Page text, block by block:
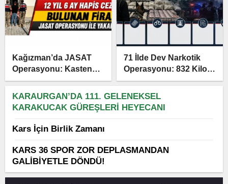
Kağızman’da JASAT
Operasyonu: Kasten
Öldürme Suçundan
Aranan Firari Yakalandı
71 İlde Dev Narkotik
Operasyonu: 832 Kilo
Uyuşturucu, 425 Bin
Hap Ele Geçirildi
KARAURGAN’DA 111. GELENEKSEL
KARAKUCAK GÜREŞLERİ HEYECANI
Kars İçin Birlik Zamanı
KARS 36 SPOR ZOR DEPLASMANDAN
GALİBİYETLE DÖNDÜ!